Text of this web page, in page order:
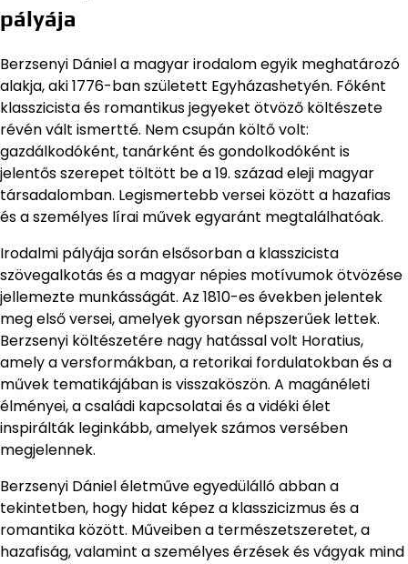
pályája
Berzsenyi Dániel a magyar irodalom egyik meghatározó
alakja, aki 1776-ban született Egyházashetyén. Főként
klasszicista és romantikus jegyeket ötvöző költészete
révén vált ismertté. Nem csupán költő volt:
gazdálkodóként, tanárként és gondolkodóként is
jelentős szerepet töltött be a 19. század eleji magyar
társadalomban. Legismertebb versei között a hazafias
és a személyes lírai művek egyaránt megtalálhatóak.
Irodalmi pályája során elsősorban a klasszicista
szövegalkotás és a magyar népies motívumok ötvözése
jellemezte munkásságát. Az 1810-es években jelentek
meg első versei, amelyek gyorsan népszerűek lettek.
Berzsenyi költészetére nagy hatással volt Horatius,
amely a versformákban, a retorikai fordulatokban és a
művek tematikájában is visszaköszön. A magánéleti
élményei, a családi kapcsolatai és a vidéki élet
inspirálták leginkább, amelyek számos versében
megjelennek.
Berzsenyi Dániel életműve egyedülálló abban a
tekintetben, hogy hidat képez a klasszicizmus és a
romantika között. Műveiben a természetszeretet, a
hazafiság, valamint a személyes érzések és vágyak mind